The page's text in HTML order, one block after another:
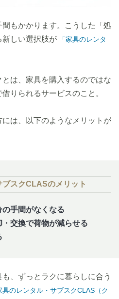
もかかります。こうした「処
しい選択肢が
「家具のレンタ
は、家具を購入するのではな
りられるサービスのこと。
は、以下のようなメリットが
スクCLASのメリット
手間がなくなる
交換で荷物が減らせる
、ずっとラクに暮らしに合う
具のレンタル・サブスクCLAS（ク